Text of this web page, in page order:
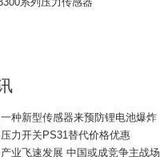
种新型传感器来预防锂电池爆炸
力开关PS31替代价格优惠
业飞速发展 中国或成竞争主战场